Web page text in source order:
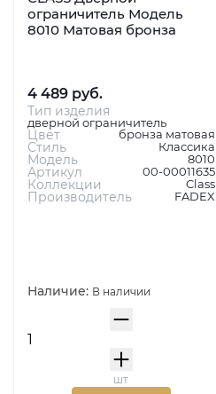
ограничитель Модель
8010 Матовая бронза
4 489 руб.
Тип изделия
дверной ограничитель
Цвет бронза матовая
Стиль Классика
Модель 8010
Артикул 00-00011635
Коллекции Class
Производитель FADEX
Наличие: В наличии
шт